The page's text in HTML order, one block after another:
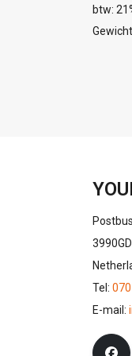
btw:
Tel:
E-mail: